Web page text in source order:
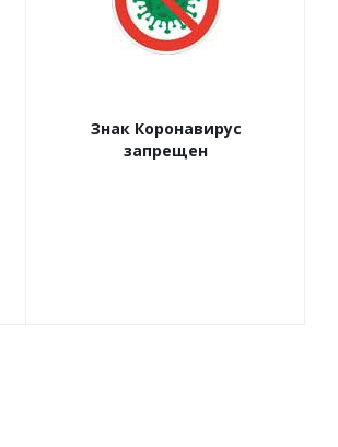
Знак Коронавирус
запрещен